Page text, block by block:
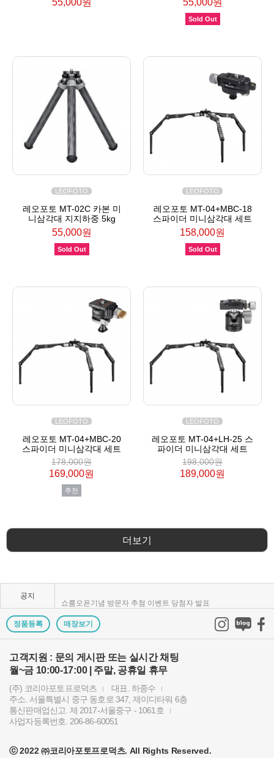
Sold Out
LEOFOTO
레오포토 MT-02C 카본 미
니삼각대 지지하중 5kg
55,000원
Sold Out
LEOFOTO
레오포토 MT-04+MBC-18
스파이더 미니삼각대 세트
158,000원
Sold Out
LEOFOTO
레오포토 MT-04+MBC-20
스파이더 미니삼각대 세트
178,000원
169,000원
추천
LEOFOTO
레오포토 MT-04+LH-25 스
파이더 미니삼각대 세트
198,000원
189,000원
더보기
공지
KPP 쇼룸 강의장 무료 대관
제1회 티티아티산 사진공모전 결과발표
2024 레오포토 부산 세미나 경품추첨 당첨자 발표
토키나 주관 국제 필터 사진 공모전 2023 안내
빌트록스 모델 촬영회 (9/23) 후기이벤트 당첨자 발..
정품등록 매장보기
고객지원 : 문의 게시판 또는 실시간 채팅
월~금 10:00-17:00 | 주말, 공휴일 휴무
(주) 코리아포토프로덕츠
대표. 하종수
주소. 서울특별시 중구 동호로 347, 제이디타워 6층
통신판매업신고. 제 2017-서울중구 - 1061호
사업자등록번호. 206-86-60051
ⓒ 2022 ㈜코리아포토프로덕츠. All Rights Reserved.